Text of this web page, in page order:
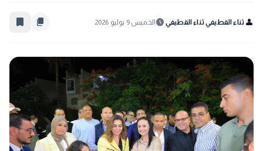
person ثناء القطيفي ثناء القطيفي schedule الخميس 9 يوليو 2026 content_copy
bookmark_border